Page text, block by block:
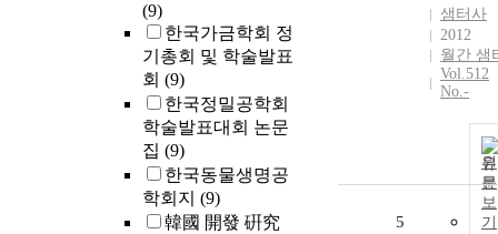
(9)
한국가금학회 정
기총회 및 학술발표
회 (9)
한국정밀공학회
학술발표대회 논문
집 (9)
한국동물생명공
학회지 (9)
韓國 開發 硏究
샘터사
2012
월간 샘
Vol.512
No.-
원
문
보
기
5